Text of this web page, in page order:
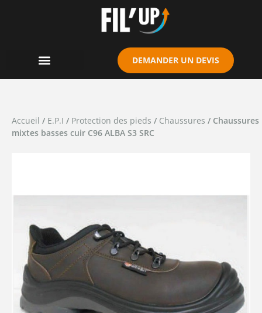
DEMANDER UN DEVIS
Accueil / E.P.I / Protection des pieds / Chaussures / Chaussures
mixtes basses cuir C96 ALBA S3 SRC
Cookies management panel